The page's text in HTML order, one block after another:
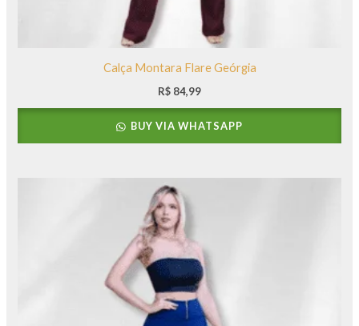
Calça Montara Flare Geórgia
R$ 84,99
BUY VIA WHATSAPP